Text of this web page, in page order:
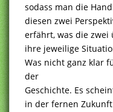
sodass man die
diesen zwei
erfährt, was die zwei
ihre jeweilige
Was nicht ganz klar
der
Geschichte. Es
in der fernen